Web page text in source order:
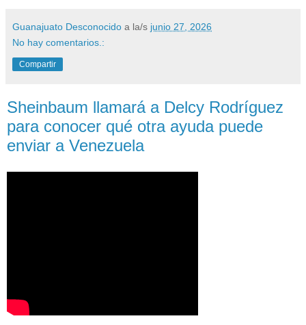
Guanajuato Desconocido a la/s junio 27, 2026
No hay comentarios.:
Compartir
Sheinbaum llamará a Delcy Rodríguez
para conocer qué otra ayuda puede
enviar a Venezuela